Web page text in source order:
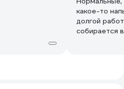
какое-то
долгой
собирается